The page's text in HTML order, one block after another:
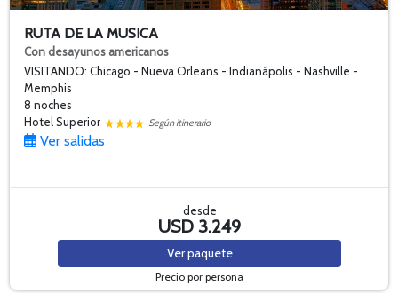
RUTA DE LA MUSICA
Con desayunos americanos
VISITANDO: Chicago - Nueva Orleans - Indianápolis - Nashville -
Memphis
8 noches
Hotel Superior
Según itinerario
Ver salidas
desde
USD 3.249
Verpaquete
Precio por persona